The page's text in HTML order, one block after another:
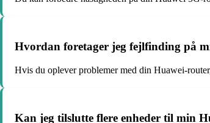
Hvordan foretager jeg fejlfinding på
Hvis du oplever problemer med din Huawei-
Kan jeg tilslutte flere enheder til min